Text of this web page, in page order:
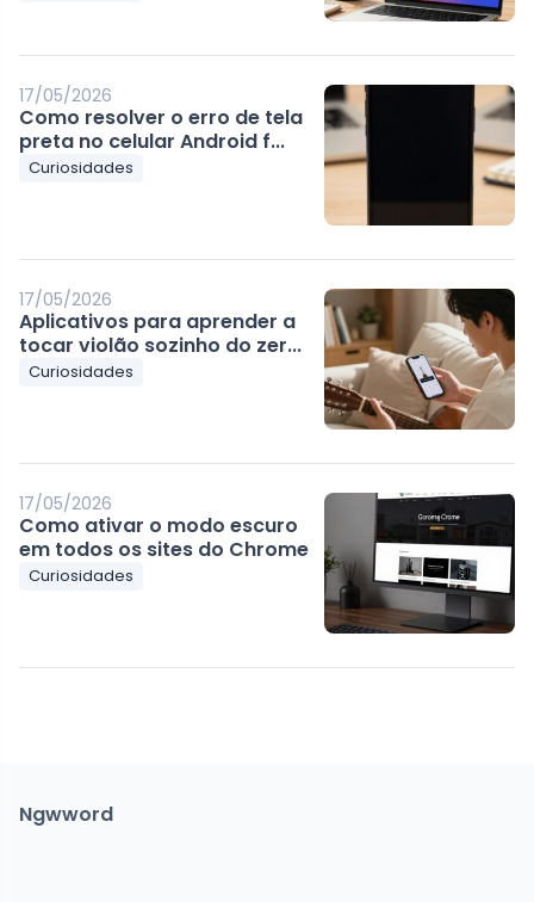
17/05/2026
Como resolver o erro de tela
preta no celular Android f...
Curiosidades
17/05/2026
Aplicativos para aprender a
tocar violão sozinho do zer...
Curiosidades
17/05/2026
Como ativar o modo escuro
em todos os sites do Chrome
Curiosidades
Ngwword